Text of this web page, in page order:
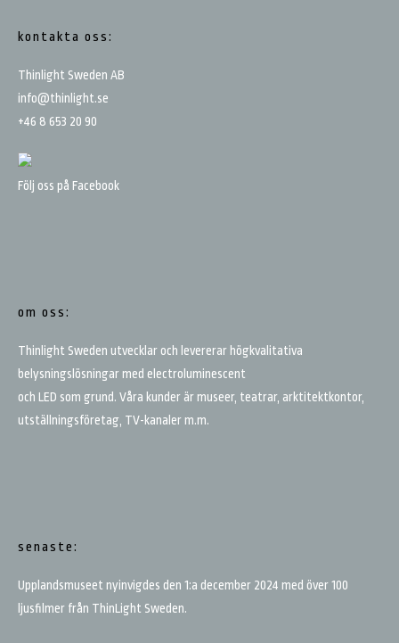
kontakta oss:
Thinlight Sweden AB
info@thinlight.se
+46 8 653 20 90
Följ oss på Facebook
om oss:
Thinlight Sweden utvecklar och levererar högkvalitativa
belysningslösningar med electroluminescent
och LED som grund. Våra kunder är museer, teatrar, arktitektkontor,
utställningsföretag, TV-kanaler m.m.
senaste:
Upplandsmuseet nyinvigdes den 1:a december 2024 med över 100
ljusfilmer från ThinLight Sweden.